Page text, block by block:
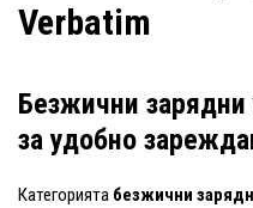
Verbatim
Безжични
за удобно
Категорията безжични